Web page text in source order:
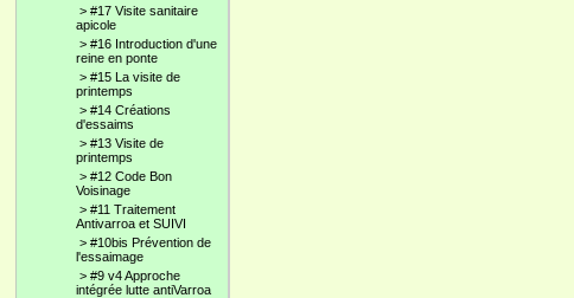
> #17 Visite sanitaire
apicole
> #16 Introduction d'une
reine en ponte
> #15 La visite de
printemps
> #14 Créations
d'essaims
> #13 Visite de
printemps
> #12 Code Bon
Voisinage
> #11 Traitement
Antivarroa et SUIVI
> #10bis Prévention de
l'essaimage
> #9 v4 Approche
intégrée lutte antiVarroa